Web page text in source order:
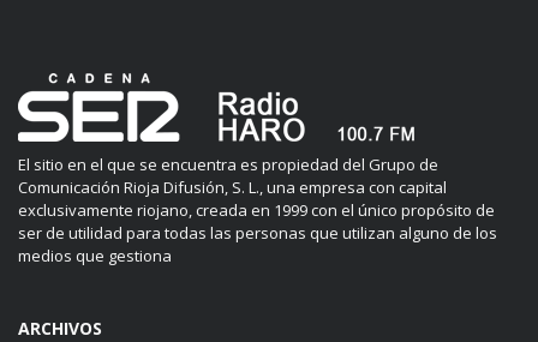
El sitio en el que se encuentra es propiedad del Grupo de
Comunicación Rioja Difusión, S. L., una empresa con capital
exclusivamente riojano, creada en 1999 con el único propósito de
ser de utilidad para todas las personas que utilizan alguno de los
medios que gestiona
ARCHIVOS